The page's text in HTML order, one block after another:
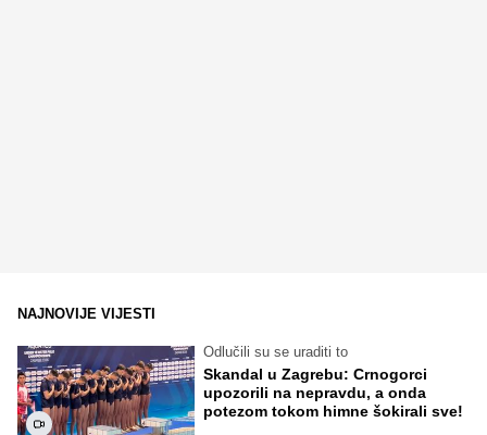
NAJNOVIJE VIJESTI
Odlučili su se uraditi to
Skandal u Zagrebu: Crnogorci
upozorili na nepravdu, a onda
potezom tokom himne šokirali sve!